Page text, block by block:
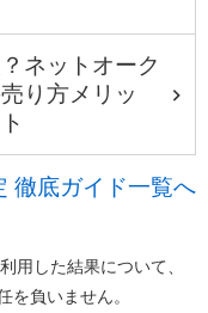
ネットオーク
り方メリッ
徹底ガイド一覧へ
用した結果について、
を負いません。